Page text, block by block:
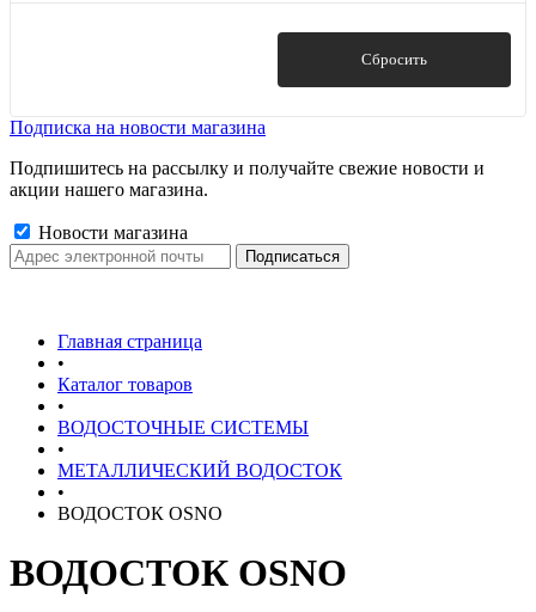
Кронштейн
Сбросить
Подписка на новости магазина
Подпишитесь на рассылку и получайте свежие новости и
акции нашего магазина.
Новости магазина
Главная страница
•
Каталог товаров
•
ВОДОСТОЧНЫЕ СИСТЕМЫ
•
МЕТАЛЛИЧЕСКИЙ ВОДОСТОК
•
ВОДОСТОК OSNO
ВОДОСТОК OSNO